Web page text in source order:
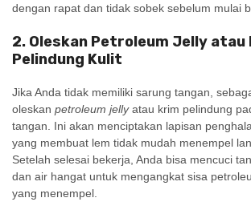
dengan rapat dan tidak sobek sebelum mulai
2. Oleskan Petroleum Jelly atau
Pelindung Kulit
Jika Anda tidak memiliki sarung tangan,
oleskan petroleum jellyatau krim pelindung
tangan. Ini akan menciptakan lapisan
yang membuat lem tidak mudah menempel
Setelah selesai bekerja, Anda bisa mencuci
dan air hangat untuk mengangkat sisa
yang menempel.